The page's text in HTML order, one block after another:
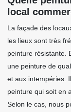
local
La façade des
les lieux sont très
peinture résistante.
une peinture de
et aux intempéries.
peinture qui soit en
Selon le cas, nous